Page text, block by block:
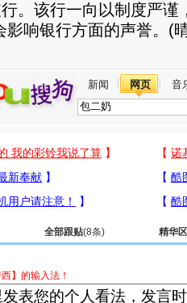
。该行一向以制度严谨
影响银行方面的声誉。(
新闻 网页 音
全部跟贴(8条) 精华区
】的输入法！